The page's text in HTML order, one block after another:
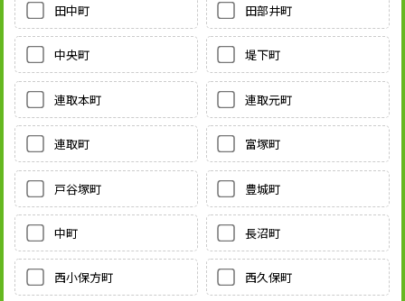
田中町 田部井町
中央町 堤下町
連取本町 連取元町
連取町 富塚町
戸谷塚町 豊城町
中町 長沼町
西小保方町 西久保町